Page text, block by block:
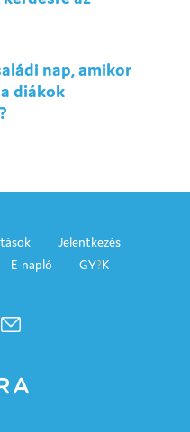
nap, amikor
diákok
Jelentkezés
E-napló GY K